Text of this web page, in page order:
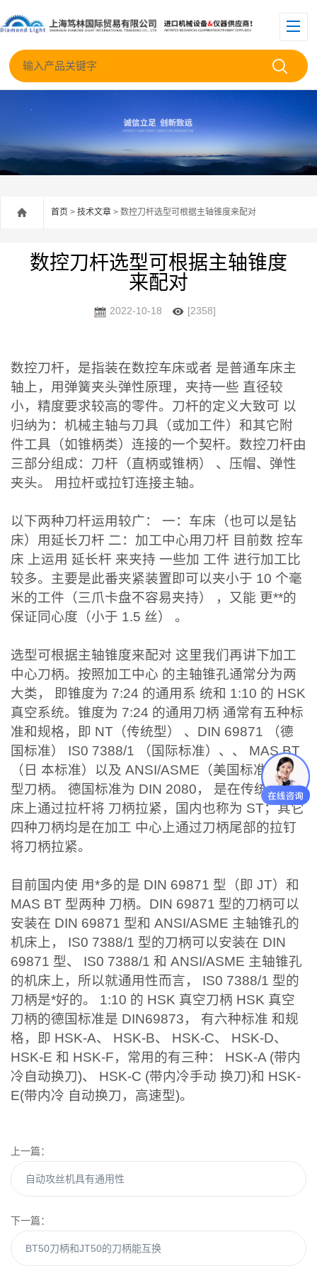
首页 > 技术文章 > 数控刀杆选型可根据主轴锥度来配对
数控刀杆选型可根据主轴锥度
来配对
2022-10-18 [2358]
数控刀杆，是指装在数控车床或者 是普通车床主
轴上，用弹簧夹头弹性原理，夹持一些 直径较
小，精度要求较高的零件。刀杆的定义大致可 以
归纳为：机械主轴与刀具（或加工件）和其它附
件工具（如锥柄类）连接的一个契杆。数控刀杆由
三部分组成：刀杆（直柄或锥柄） 、压帽、弹性
夹头。 用拉杆或拉钉连接主轴。
以下两种刀杆运用较广： 一：车床（也可以是钻
床）用延长刀杆 二：加工中心用刀杆 目前数 控车
床 上运用 延长杆 来夹持 一些加 工件 进行加工比
较多。主要是此番夹紧装置即可以夹小于 10 个毫
米的工件（三爪卡盘不容易夹持） ，又能 更**的
保证同心度（小于 1.5 丝） 。
选型可根据主轴锥度来配对 这里我们再讲下加工
中心刀柄。按照加工中心 的主轴锥孔通常分为两
大类， 即锥度为 7:24 的通用系 统和 1:10 的 HSK
真空系统。锥度为 7:24 的通用刀柄 通常有五种标
准和规格，即 NT（传统型） 、DIN 69871 （德
国标准） IS0 7388/1 （国际标准）、、 MAS BT
（日 本标准）以及 ANSI/ASME（美国标准） NT
型刀柄。 德国标准为 DIN 2080， 是在传统型机
床上通过拉杆将 刀柄拉紧，国内也称为 ST；其它
四种刀柄均是在加工 中心上通过刀柄尾部的拉钉
将刀柄拉紧。
目前国内使 用*多的是 DIN 69871 型（即 JT）和
MAS BT 型两种 刀柄。DIN 69871 型的刀柄可以
安装在 DIN 69871 型和 ANSI/ASME 主轴锥孔的
机床上， IS0 7388/1 型的刀柄可以安装在 DIN
69871 型、 IS0 7388/1 和 ANSI/ASME 主轴锥孔
的机床上，所以就通用性而言， IS0 7388/1 型的
刀柄是*好的。 1:10 的 HSK 真空刀柄 HSK 真空
刀柄的德国标准是 DIN69873， 有六种标准 和规
格，即 HSK-A、 HSK-B、 HSK-C、 HSK-D、
HSK-E 和 HSK-F，常用的有三种： HSK-A (带内
冷自动换刀)、 HSK-C (带内冷手动 换刀)和 HSK-
E(带内冷 自动换刀，高速型)。
上一篇：
自动攻丝机具有通用性
下一篇：
BT50刀柄和JT50的刀柄能互换